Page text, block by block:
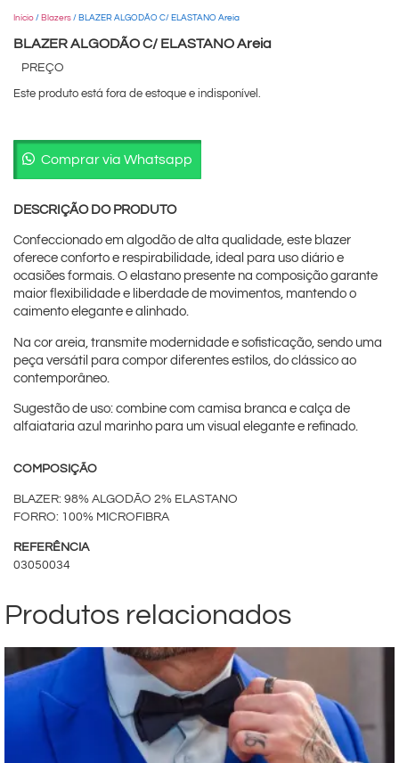
Início / Blazers / BLAZER ALGODÃO C/ ELASTANO Areia
BLAZER ALGODÃO C/ ELASTANO Areia
PREÇO
Este produto está fora de estoque e indisponível.
Comprar via Whatsapp
DESCRIÇÃO DO PRODUTO
Confeccionado em algodão de alta qualidade, este blazer
oferece conforto e respirabilidade, ideal para uso diário e
ocasiões formais. O elastano presente na composição garante
maior flexibilidade e liberdade de movimentos, mantendo o
caimento elegante e alinhado.
Na cor areia, transmite modernidade e sofisticação, sendo uma
peça versátil para compor diferentes estilos, do clássico ao
contemporâneo.
Sugestão de uso: combine com camisa branca e calça de
alfaiataria azul marinho para um visual elegante e refinado.
COMPOSIÇÃO
BLAZER: 98% ALGODÃO 2% ELASTANO
FORRO: 100% MICROFIBRA
REFERÊNCIA
03050034
Produtos relacionados